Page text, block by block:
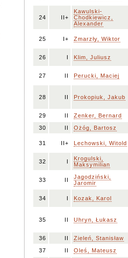
24 II+
Kawulski-
Chodkiewicz,
Alexander
25 I+ Zmarzły, Wiktor
26 I Klim, Juliusz
27 II Perucki, Maciej
28 II Prokopiuk, Jakub
29 II
Zenker, Bernard
30
II Ożóg, Bartosz
31 II+ Lechowski, Witold
32 I
Krogulski,
Maksymilian
33 II
Jagodziński,
Jaromir
34 I Kozak, Karol
35 II Uhryn, Łukasz
36 II
Zieleń, Stanisław
37
II Oleś, Mateusz